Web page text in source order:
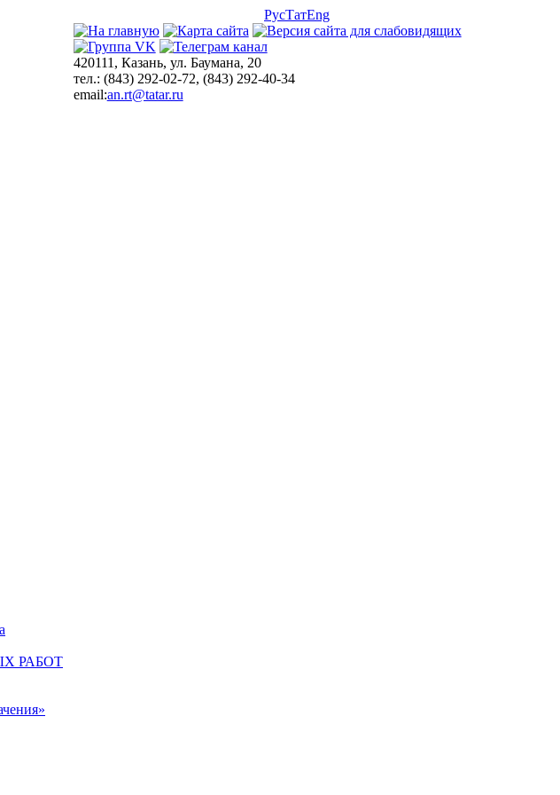
РусТатEng
420111, Казань, ул. Баумана, 20
тел.: (843) 292-02-72, (843) 292-40-34
email:an.rt@tatar.ru
РАБОТ